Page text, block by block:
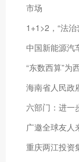
市场
1+1>2，“法
中国新能源汽
“东数西算”为
海南省人民政
六部门：进一
广邀全球友人
重庆两江投资